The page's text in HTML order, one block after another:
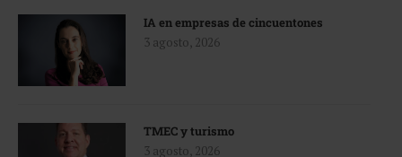
IA en empresas de cincuentones
3 agosto, 2026
TMEC y turismo
3 agosto, 2026